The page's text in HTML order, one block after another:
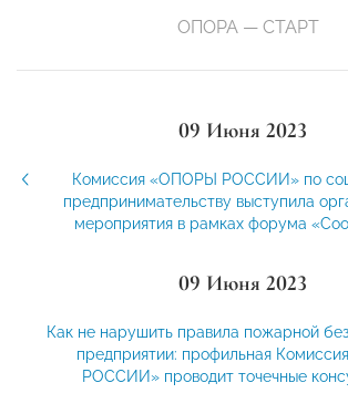
ОПОРА — СТАРТ
09 Июня 2023
Комиссия «ОПОРЫ РОССИИ» по
предпринимательству выступила
мероприятия в рамках форума
09 Июня 2023
Как не нарушить правила пожарной
предприятии: профильная
РОССИИ» проводит точечные